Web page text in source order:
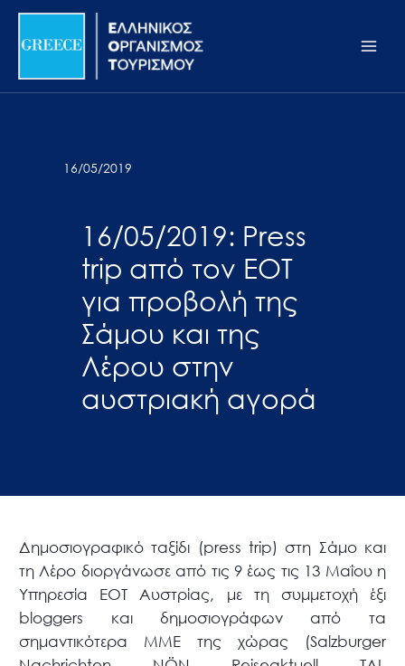
Σημείωση:
ιστότοπος
προσβασιμότητας.
Μετάβαση
περιεχόμενο
16/05/2019
16/05/2019: Press
trip από τον ΕΟΤ
για προβολή της
Σάμου και της
Λέρου στην
αυστριακή αγορά
Δημοσιογραφικό ταξίδι (press trip) στη Σάμο και
τη Λέρο διοργάνωσε από τις 9 έως τις 13 Μαΐου η
Υπηρεσία ΕΟΤ Αυστρίας, με τη συμμετοχή έξι
bloggers και δημοσιογράφων από τα
σημαντικότερα ΜΜΕ της χώρας (Salzburger